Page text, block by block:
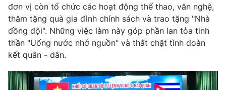
® Cấm sao chép dưới mọi hình thức nếu không có sự chấp
thuận bằng văn bản. Ghi rõ nguồn VTV.vn khi phát hành lại
thông tin từ website này.
đơn vị còn tổ chức các hoạt động thể thao, văn nghệ,
thăm tặng quà gia đình chính sách và trao tặng "Nhà
đồng đội". Những việc làm này góp phần lan tỏa tinh
thần "Uống nước nhớ nguồn" và thắt chặt tình đoàn
kết quân - dân.